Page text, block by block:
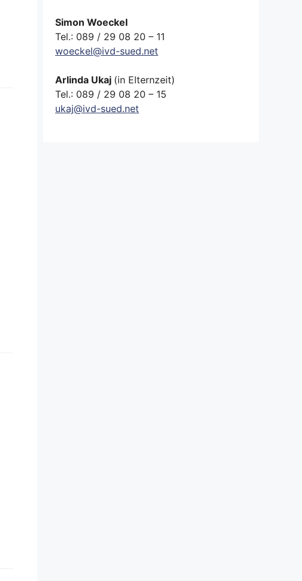
Simon Woeckel
Tel.: 089 / 29 08 20 – 11
woeckel@ivd-sued.net
Arlinda Ukaj (in Elternzeit)
Tel.: 089 / 29 08 20 – 15
ukaj@ivd-sued.net